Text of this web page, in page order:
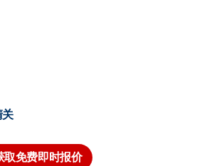
取免费即时报价